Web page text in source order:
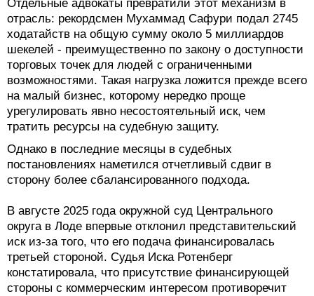
Отдельные адвокаты превратили этот механизм в
отрасль: рекордсмен Мухаммад Сафури подал 2745
ходатайств на общую сумму около 5 миллиардов
шекелей - преимущественно по закону о доступности
торговых точек для людей с ограниченными
возможностями. Такая нагрузка ложится прежде всего
на малый бизнес, которому нередко проще
урегулировать явно несостоятельный иск, чем
тратить ресурсы на судебную защиту.
Однако в последние месяцы в судебных
постановлениях наметился отчетливый сдвиг в
сторону более сбалансированного подхода.
В августе 2025 года окружной суд Центрального
округа в Лоде впервые отклонил представительский
иск из-за того, что его подача финансировалась
третьей стороной. Судья Иска Ротенберг
констатировала, что присутствие финансирующей
стороны с коммерческим интересом противоречит